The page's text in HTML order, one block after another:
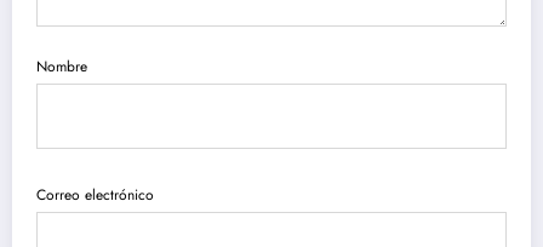
Nombre
Correo electrónico